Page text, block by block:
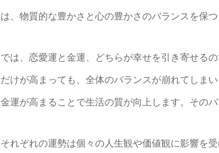
は、物質的な豊かさと心の豊かさのバランスを保つ
では、恋愛運と金運、どちらが幸せを引き寄せる
だけが高まっても、全体のバランスが崩れてしま
金運が高まることで生活の質が向上します。その
それぞれの運勢は個々の人生観や価値観に影響を